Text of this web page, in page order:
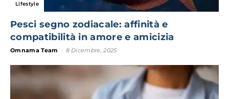
Lifestyle
Pesci segno zodiacale: affinità e
compatibilità in amore e amicizia
Omnama Team 8 Dicembre, 2025